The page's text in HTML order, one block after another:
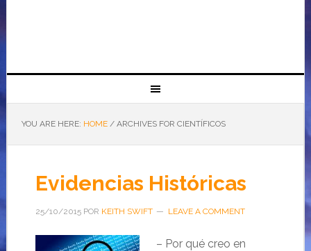
YOU ARE HERE: HOME /ARCHIVES FOR CIENTÍFICOS
Evidencias Históricas
25/10/2015POR KEITH SWIFT LEAVE A COMMENT
– Por qué creo en